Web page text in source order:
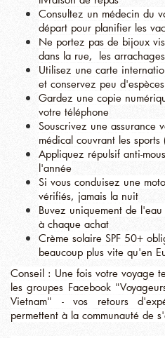
Consultez un médecin du
départ pour planifier les
Ne portez pas de bijoux
dans la rue, les
Utilisez une carte
et conservez peu
Gardez une copie
votre téléphone
Souscrivez une assurance
médical couvrant les sports
Appliquez répulsif anti-
l'année
Si vous conduisez une
vérifiés, jamais la nuit
Buvez uniquement de
à chaque achat
Crème solaire SPF 50+
beaucoup plus vite qu'en
Conseil : Une fois votre voyage
les groupes Facebook
Vietnam" - vos retours
permettent à la communauté de